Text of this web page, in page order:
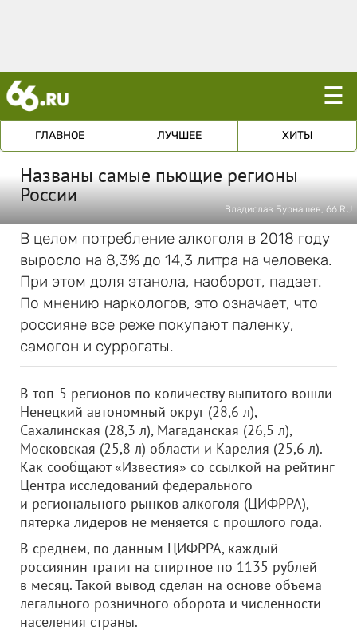
☰
ГЛАВНОЕ ЛУЧШЕЕ ХИТЫ
Названы самые пьющие регионы
России
Владислав Бурнашев, 66.RU
В целом потребление алкоголя в 2018 году
выросло на 8,3% до 14,3 литра на человека.
При этом доля этанола, наоборот, падает.
По мнению наркологов, это означает, что
россияне все реже покупают паленку,
самогон и суррогаты.
В топ-5 регионов по количеству выпитого вошли
Ненецкий автономный округ (28,6 л),
Сахалинская (28,3 л), Магаданская (26,5 л),
Московская (25,8 л) области и Карелия (25,6 л).
Как сообщают «Известия» со ссылкой на рейтинг
Центра исследований федерального
и регионального рынков алкоголя (ЦИФРРА),
пятерка лидеров не меняется с прошлого года.
В среднем, по данным ЦИФРРА, каждый
россиянин тратит на спиртное по 1135 рублей
в месяц. Такой вывод сделан на основе объема
легального розничного оборота и численности
населения страны.